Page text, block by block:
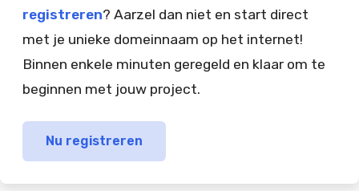
registreren? Aarzel dan niet en start direct
met je unieke domeinnaam op het internet!
Binnen enkele minuten geregeld en klaar om te
beginnen met jouw project.
Nu registreren